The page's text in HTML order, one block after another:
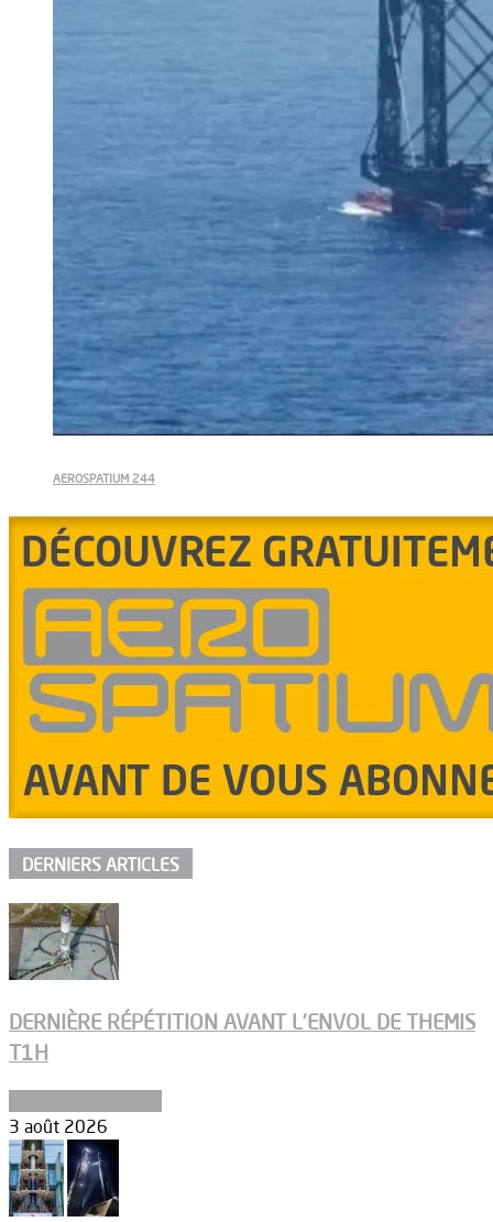
AEROSPATIUM 244
DERNIERS ARTICLES
DERNIÈRE RÉPÉTITION AVANT L’ENVOL DE THEMIS
T1H
3 août 2026